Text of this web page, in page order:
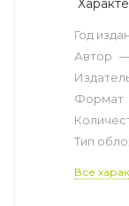
Год
Автор
Формат
Тип
Все